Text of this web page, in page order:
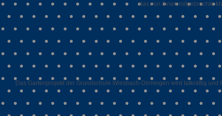
das von Ihnen mitgebrachte
Das Gartenprojekt der Grundschule Wiesbach-Dirmingen wird tatkräftig und